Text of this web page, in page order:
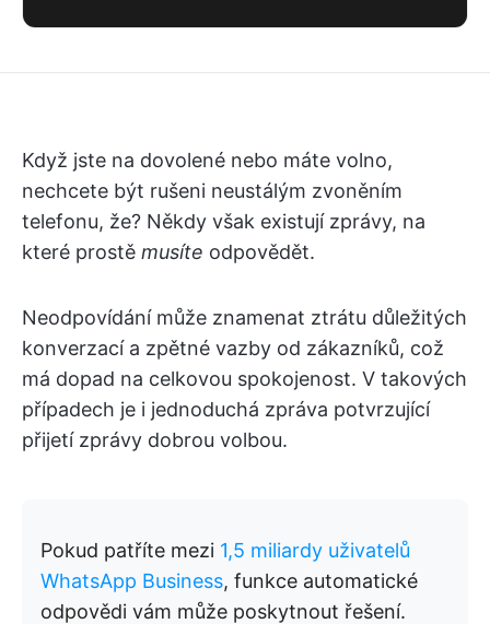
Když jste na dovolené nebo máte volno,
nechcete být rušeni neustálým zvoněním
telefonu, že? Někdy však existují zprávy, na
které prostě musíte odpovědět.
Neodpovídání může znamenat ztrátu důležitých
konverzací a zpětné vazby od zákazníků, což
má dopad na celkovou spokojenost. V takových
případech je i jednoduchá zpráva potvrzující
přijetí zprávy dobrou volbou.
Pokud patříte mezi 1,5 miliardy uživatelů
WhatsApp Business, funkce automatické
odpovědi vám může poskytnout řešení.